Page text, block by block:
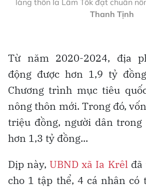
làng thôn Ia Lâm Tốk đạt chuẩn
Thanh Tịnh
Từ năm 2020-2024, địa
động được hơn 1,9 tỷ
Chương trình mục tiêu
nông thôn mới. Trong đó,
triệu đồng, người dân trong
hơn 1,3 tỷ đồng...
Dịp này, UBND xã Ia Krêlđã
cho 1 tập thể, 4 cá nhân có